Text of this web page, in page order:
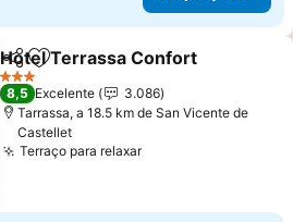
PartilharAdicionar aos favoritos
Hotel Terrassa Confort
3 Estrelas
8,5 Excelente
3.086
Tarrassa, a 18.5 km de San Vicente de
Castellet
Terraço para relaxar